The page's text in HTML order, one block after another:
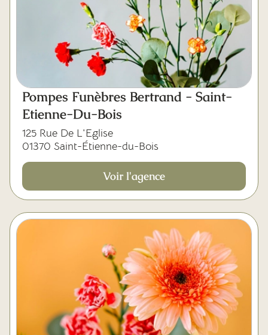
Pompes Funèbres Bertrand - Saint-
Etienne-Du-Bois
125 Rue De L'Eglise
01370 Saint-Étienne-du-Bois
Voir l'agence